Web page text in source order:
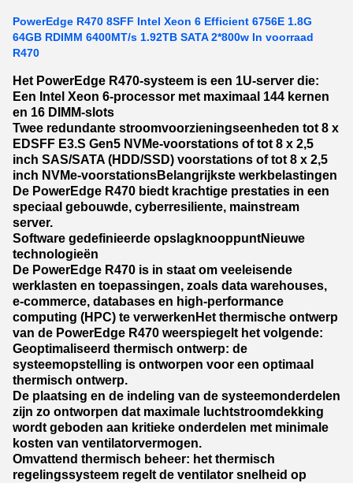
PowerEdge R470 8SFF Intel Xeon 6 Efficient 6756E 1.8G
64GB RDIMM 6400MT/s 1.92TB SATA 2*800w In voorraad
R470
Het PowerEdge R470-systeem is een 1U-server die:
Een Intel Xeon 6-processor met maximaal 144 kernen
en 16 DIMM-slots
Twee redundante stroomvoorzieningseenheden tot 8 x
EDSFF E3.S Gen5 NVMe-voorstations of tot 8 x 2,5
inch SAS/SATA (HDD/SSD) voorstations of tot 8 x 2,5
inch NVMe-voorstationsBelangrijkste werkbelastingen
De PowerEdge R470 biedt krachtige prestaties in een
speciaal gebouwde, cyberresiliente, mainstream
server.
Software gedefinieerde opslagknooppuntNieuwe
technologieën
De PowerEdge R470 is in staat om veeleisende
werklasten en toepassingen, zoals data warehouses,
e-commerce, databases en high-performance
computing (HPC) te verwerken Het thermische ontwerp
van de PowerEdge R470 weerspiegelt het volgende:
Geoptimaliseerd thermisch ontwerp: de
systeemopstelling is ontworpen voor een optimaal
thermisch ontwerp.
De plaatsing en de indeling van de systeemonderdelen
zijn zo ontworpen dat maximale luchtstroomdekking
wordt geboden aan kritieke onderdelen met minimale
kosten van ventilatorvermogen.
Omvattend thermisch beheer: het thermisch
regelingssysteem regelt de ventilator snelheid op